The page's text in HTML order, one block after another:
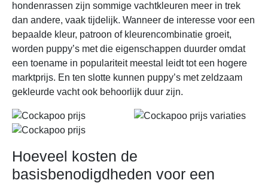
hondenrassen zijn sommige vachtkleuren meer in trek
dan andere, vaak tijdelijk. Wanneer de interesse voor een
bepaalde kleur, patroon of kleurencombinatie groeit,
worden puppy’s met die eigenschappen duurder omdat
een toename in populariteit meestal leidt tot een hogere
marktprijs. En ten slotte kunnen puppy’s met zeldzaam
gekleurde vacht ook behoorlijk duur zijn.
Hoeveel kosten de
basisbenodigdheden voor een